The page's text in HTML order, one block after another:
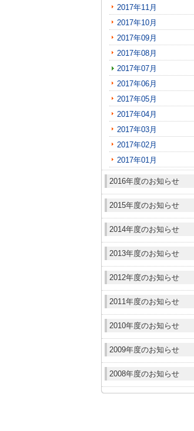
2017年11月
2017年10月
2017年09月
2017年08月
2017年07月
2017年06月
2017年05月
2017年04月
2017年03月
2017年02月
2017年01月
2016年度のお知らせ
2015年度のお知らせ
2014年度のお知らせ
2013年度のお知らせ
2012年度のお知らせ
2011年度のお知らせ
2010年度のお知らせ
2009年度のお知らせ
2008年度のお知らせ